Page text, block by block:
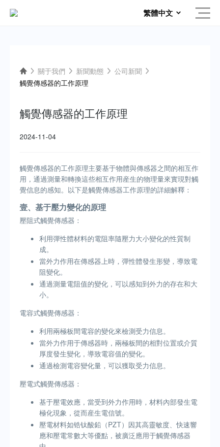
繁體中文
關于我們 新聞動態
公司新聞
觸覺傳感器的工作原理
觸覺傳感器的工作原理
2024-11-04
觸覺傳感器的工作原理主要基于物體與傳感器之間的相互作
用，通過測量和轉換這些相互作用産生的物理量來實現對觸
覺信息的感知。以下是觸覺傳感器工作原理的詳細解釋：
壹、基于壓力變化的原理
壓阻式觸覺傳感器：
利用彈性體材料的電阻率隨壓力大小變化的性質制
成。
當外力作用在傳感器上時，彈性體發生形變，導致電
阻變化。
通過測量電阻值的變化，可以感知到外力的存在和大
小。
電容式觸覺傳感器：
利用兩極板間電容的變化來檢測受力信息。
當外力作用于傳感器時，兩極板間的相對位置或介質
厚度發生變化，導致電容值的變化。
通過檢測電容變化量，可以獲取受力信息。
壓電式觸覺傳感器：
基于壓電效應，當受到外力作用時，材料內部發生電
極化現象，從而産生電信號。
壓電材料如锆钛酸鉛（PZT）因其高靈敏度、快速響
應和壓電常數大等優點，被廣泛應用于觸覺傳感器